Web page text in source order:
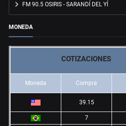
FM 90.5 OSIRIS - SARANDÍ DEL YÍ
MONEDA
COTIZACIONES
Moneda Compra
39.15
7